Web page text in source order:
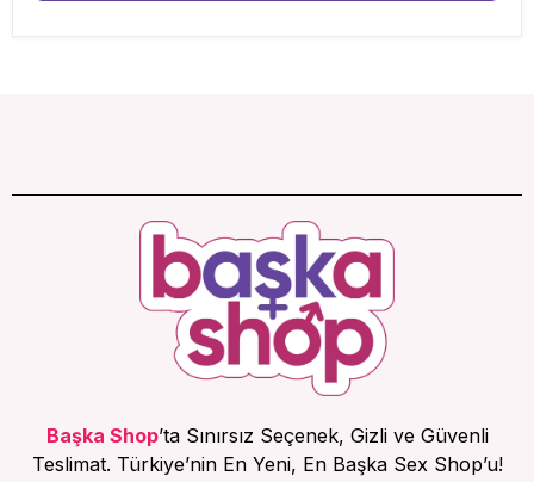
Başka Shop’ta Sınırsız Seçenek, Gizli ve Güvenli
Teslimat. Türkiye’nin En Yeni, En Başka Sex Shop’u!